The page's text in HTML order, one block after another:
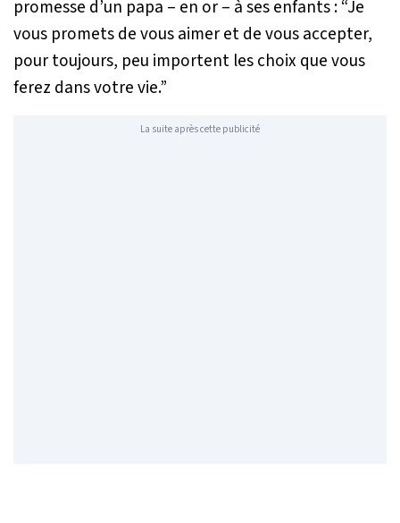
promesse d’un papa – en or – à ses enfants :“Je
vous promets de vous aimer et de vous accepter,
pour toujours, peu importent les choix que vous
ferez dans votre vie.”
La suite après cette publicité